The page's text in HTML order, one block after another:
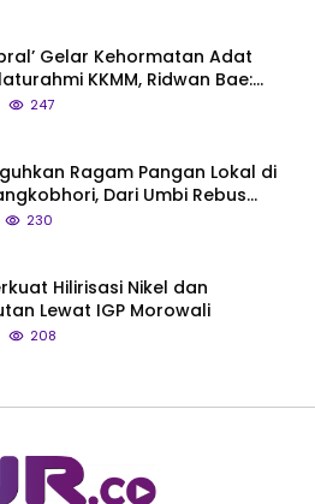
Gelar Kehormatan Adat
KKMM, Ridwan Bae:
Tipe Begitu, Belum Pantas!
247
Ragam Pangan Lokal di
Dari Umbi Rebus
Beras Muna
230
Hilirisasi Nikel dan
Lewat IGP Morowali
208